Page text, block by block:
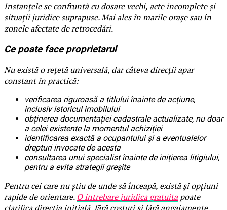
Instanțele se confruntă cu dosare vechi, acte incomplete și
situații juridice suprapuse. Mai ales în marile orașe sau în
zonele afectate de retrocedări.
Ce poate face proprietarul
Nu există o rețetă universală, dar câteva direcții apar
constant în practică:
verificarea riguroasă a titlului înainte de acțiune,
inclusiv istoricul imobilului
obținerea documentației cadastrale actualizate, nu doar
a celei existente la momentul achiziției
identificarea exactă a ocupantului și a eventualelor
drepturi invocate de acesta
consultarea unui specialist înainte de inițierea litigiului,
pentru a evita strategii greșite
Pentru cei care nu știu de unde să înceapă, există și opțiuni
rapide de orientare. O intrebare juridica gratuitapoate